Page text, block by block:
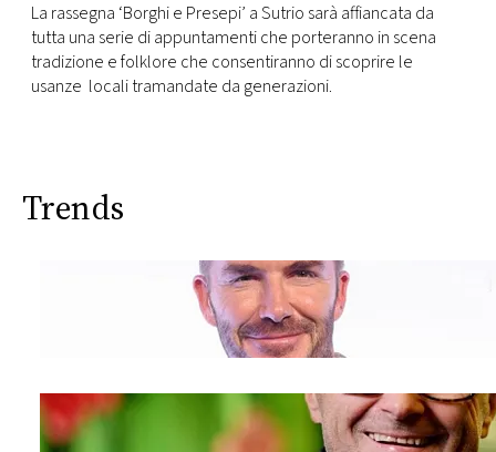
La rassegna ‘Borghi e Presepi’ a Sutrio sarà affiancata da
tutta una serie di appuntamenti che porteranno in scena
tradizione e folklore che consentiranno di scoprire le
usanze locali tramandate da generazioni.
Trends